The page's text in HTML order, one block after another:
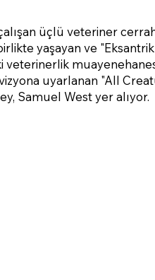
üçlü veteriner
yaşayan ve
uyarlanan "All
Samuel West yer alıyor.